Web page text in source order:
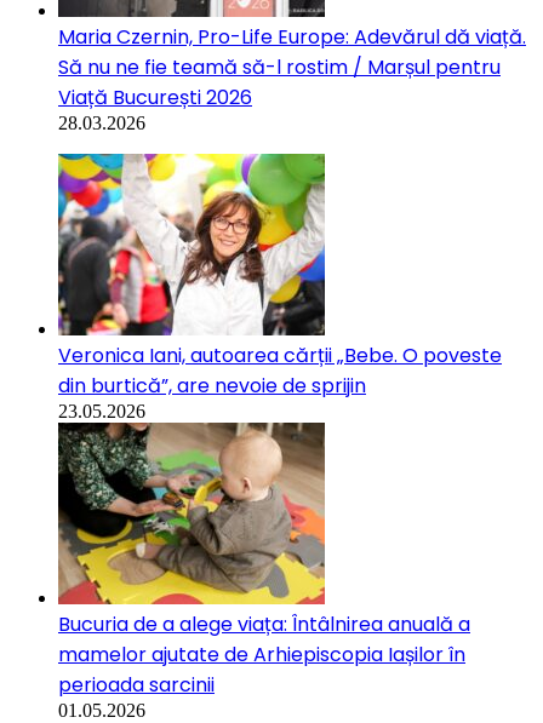
Maria Czernin, Pro-Life Europe: Adevărul dă viață.
Să nu ne fie teamă să-l rostim / Marșul pentru
Viață București 2026
28.03.2026
Veronica Iani, autoarea cărții „Bebe. O poveste
din burtică”, are nevoie de sprijin
23.05.2026
Bucuria de a alege viața: Întâlnirea anuală a
mamelor ajutate de Arhiepiscopia Iașilor în
perioada sarcinii
01.05.2026